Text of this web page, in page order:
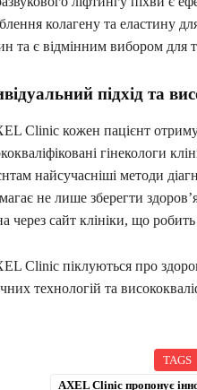
колагену та еластину
та є відмінним вибором для
підхід та
Clinic кожен пацієнт
гінекологи
найсучасніші методи
не лише зберегти
через сайт клініки, що
Clinic піклуються про
технологій та
TAGS
AXEL Clinic пропонує